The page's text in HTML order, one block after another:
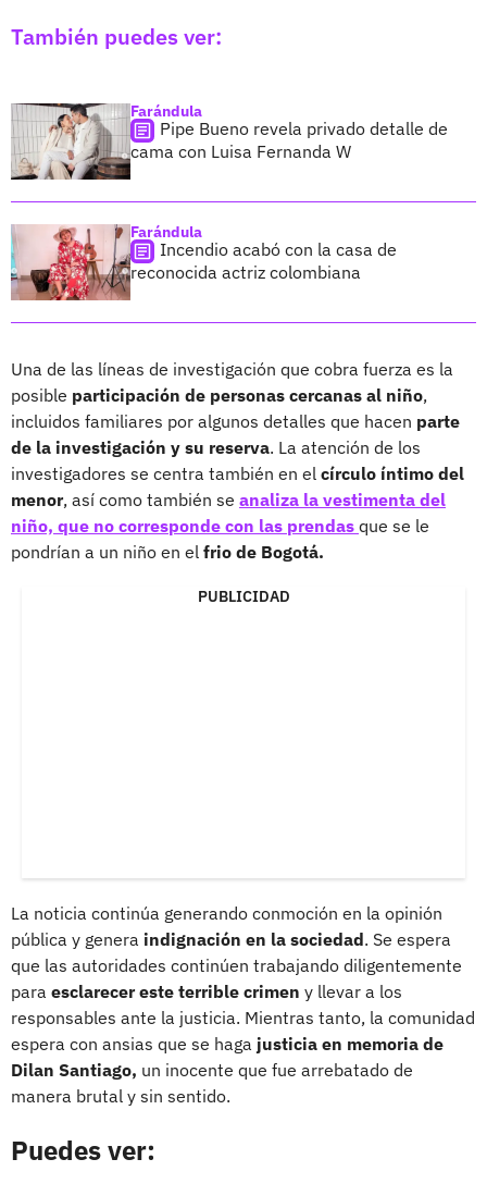
También puedes ver:
Farándula
Pipe Bueno revela privado detalle de
cama con Luisa Fernanda W
Farándula
Incendio acabó con la casa de
reconocida actriz colombiana
Una de las líneas de investigación que cobra fuerza es la
posible participación de personas cercanas al niño,
incluidos familiares por algunos detalles que hacen parte
de la investigación y su reserva. La atención de los
investigadores se centra también en el círculo íntimo del
menor, así como también se analiza la vestimenta del
niño, que no corresponde con las prendas que se le
pondrían a un niño en el frio de Bogotá.
PUBLICIDAD
La noticia continúa generando conmoción en la opinión
pública y genera indignación en la sociedad. Se espera
que las autoridades continúen trabajando diligentemente
para esclarecer este terrible crimen y llevar a los
responsables ante la justicia. Mientras tanto, la comunidad
espera con ansias que se haga justicia en memoria de
Dilan Santiago, un inocente que fue arrebatado de
manera brutal y sin sentido.
Puedes ver: